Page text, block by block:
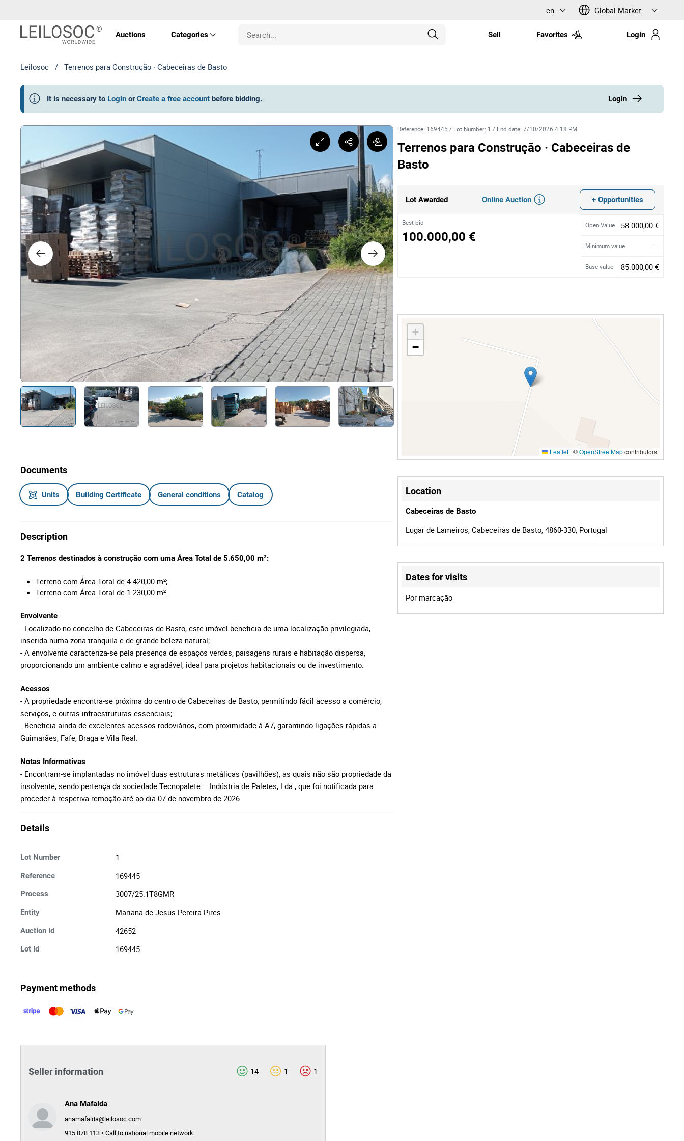
en Global Market
Auctions Categories
Real Estate
Vehicles
Machines
Art and Collectibles
Technology
Furniture and Decoration
Nautical
Others
Sell Favorites Login
Leilosoc / Terrenos para Construção · Cabeceiras de Basto
It is necessary to Login or Create a free account before bidding. Login
Documents
Units Building Certificate General conditions Catalog
Description
2 Terrenos destinados à construção com uma Área Total de 5.650,00 m²:
Terreno com Área Total de 4.420,00 m²;
Terreno com Área Total de 1.230,00 m².
Envolvente
- Localizado no concelho de Cabeceiras de Basto, este imóvel beneficia de uma localização privilegiada,
inserida numa zona tranquila e de grande beleza natural;
- A envolvente caracteriza-se pela presença de espaços verdes, paisagens rurais e habitação dispersa,
proporcionando um ambiente calmo e agradável, ideal para projetos habitacionais ou de investimento.
Acessos
- A propriedade encontra-se próxima do centro de Cabeceiras de Basto, permitindo fácil acesso a comércio,
serviços, e outras infraestruturas essenciais;
- Beneficia ainda de excelentes acessos rodoviários, com proximidade à A7, garantindo ligações rápidas a
Guimarães, Fafe, Braga e Vila Real.
Notas Informativas
- Encontram-se implantadas no imóvel duas estruturas metálicas (pavilhões), as quais não são propriedade da
insolvente, sendo pertença da sociedade Tecnopalete – Indústria de Paletes, Lda., que foi notificada para
proceder à respetiva remoção até ao dia 07 de novembro de 2026.
Details
Lot Number 1
Reference 169445
Process 3007/25.1T8GMR
Entity Mariana de Jesus Pereira Pires
Auction Id 42652
Lot Id 169445
Reference: 169445 / Lot Number: 1 / End date:7/10/2026 4:18 PM
Terrenos para Construção · Cabeceiras de
Basto
Lot Awarded Online Auction + Opportunities
Best bid
100.000,00 €
Open Value 58.000,00 €
Minimum value ---
Base value 85.000,00 €
+
−
Leaflet | ©OpenStreetMapcontributors
Location
Cabeceiras de Basto
Lugar de Lameiros, Cabeceiras de Basto, 4860-330, Portugal
Dates for visits
Por marcação
Payment methods
Seller information 14 1 1
Ana Mafalda
anamafalda@leilosoc.com
915 078 113 • Call to national mobile network